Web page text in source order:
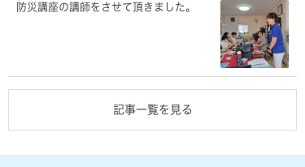
防災講座の講師をさせて頂きました。
記事一覧を見る